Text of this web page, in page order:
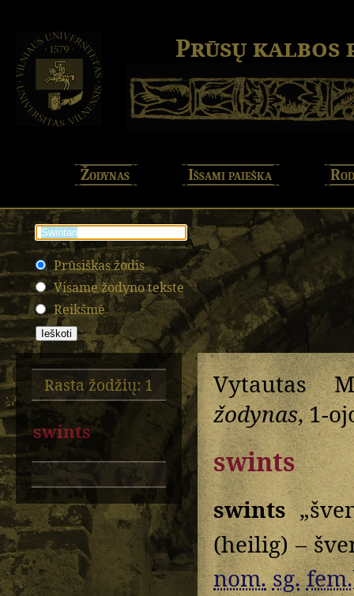
Prūsų kalbos
Žodynas Išsami paieška
Prūsiškas žodis
Visame žodyno tekste
Reikšmė
Rasta žodžių: 1
swints
Vytautas
žodynas, 1-
swints
swints
(heilig) –
nom. sg. fem.